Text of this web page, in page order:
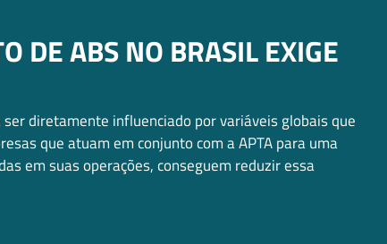
DE ABS NO BRASIL EXIGE
diretamente influenciado por variáveis globais que
que atuam em conjunto com a APTA para uma
em suas operações, conseguem reduzir essa